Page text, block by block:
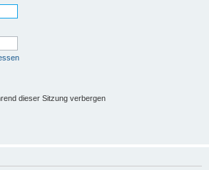
dieser Sitzung verbergen